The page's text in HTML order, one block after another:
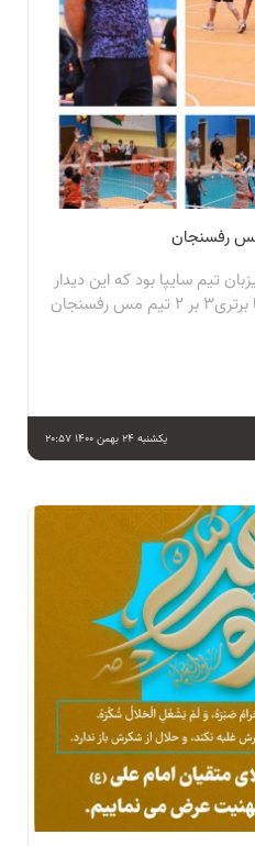
رفسنجان
تیم سایپا بود که این دیدار
در 5 ست متوالی برگزارشد و با برتری3 بر 2 تیم مس رفسنجان
یکشنبه 24 بهمن 1400 20:57